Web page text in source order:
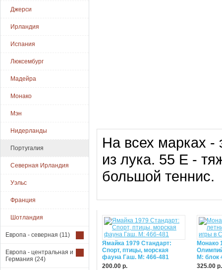
Джерси
Ирландия
Испания
Люксембург
Мадейра
Монако
Мэн
Нидерланды
Португалия
Северная Ирландия
Уэльс
Франция
Шотландия
Европа - северная (11)
Европа - центральная и
Германия (24)
На всех марках
из лука. 55 Е -
большой теннис.
Ямайка 1979 Стандарт:
Спорт, птицы, морская
фауна Гаш. M: 466-481
200.00 р.
Монако
М: блок
325.00 р.